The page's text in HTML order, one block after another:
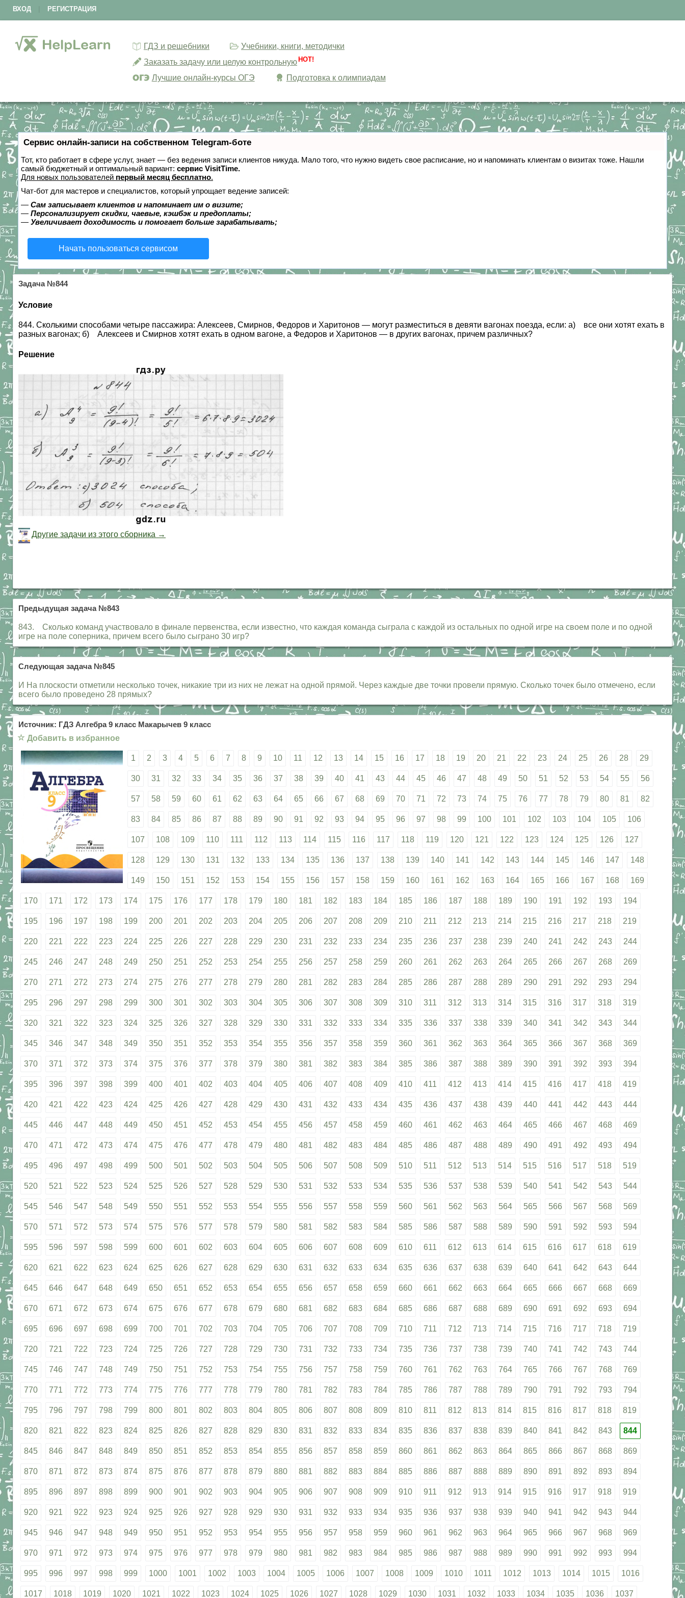
ВХОД РЕГИСТРАЦИЯ
ГДЗ и решебники
Учебники, книги, методички
Заказать задачу или целую контрольную HOT!
Лучшие онлайн-курсы ОГЭ Подготовка к олимпиадам
Сервис онлайн-записи на собственном Telegram-боте
Тот, кто работает в сфере услуг, знает — без ведения записи клиентов никуда. Мало того, что нужно видеть свое расписание, но и напоминать клиентам о визитах тоже. Нашли
самый бюджетный и оптимальный вариант: сервис VisitTime.
Для новых пользователей первый месяц бесплатно.
Чат-бот для мастеров и специалистов, который упрощает ведение записей:
— Сам записывает клиентов и напоминает им о визите;
— Персонализирует скидки, чаевые, кэшбэк и предоплаты;
— Увеличивает доходимость и помогает больше зарабатывать;
Начать пользоваться сервисом
Задача №844
Условие
844. Сколькими способами четыре пассажира: Алексеев, Смирнов, Федоров и Харитонов — могут разместиться в девяти вагонах поезда, если: а) все они хотят ехать в
разных вагонах; б) Алексеев и Смирнов хотят ехать в одном вагоне, а Федоров и Харитонов — в других вагонах, причем различных?
Решение
Другие задачи из этого сборника →
Предыдущая задача №843
843. Сколько команд участвовало в финале первенства, если известно, что каждая команда сыграла с каждой из остальных по одной игре на своем поле и по одной
игре на поле соперника, причем всего было сыграно 30 игр?
Следующая задача №845
И На плоскости отметили несколько точек, никакие три из них не лежат на одной прямой. Через каждые две точки провели прямую. Сколько точек было отмечено, если
всего было проведено 28 прямых?
Источник: ГДЗ Алгебра 9 класс Макарычев 9 класс
☆ Добавить в избранное
1 2 3 4 5 6 7 8 9 10 11 12 13 14 15 16 17 18 19 20 21 22 23 24 25 26 28 29
30 31 32 33 34 35 36 37 38 39 40 41 43 44 45 46 47 48 49 50 51 52 53 54 55 56
57 58 59 60 61 62 63 64 65 66 67 68 69 70 71 72 73 74 75 76 77 78 79 80 81 82
83 84 85 86 87 88 89 90 91 92 93 94 95 96 97 98 99 100 101 102 103 104 105 106
107 108 109 110 111 112 113 114 115 116 117 118 119 120 121 122 123 124 125 126 127
128 129 130 131 132 133 134 135 136 137 138 139 140 141 142 143 144 145 146 147 148
149 150 151 152 153 154 155 156 157 158 159 160 161 162 163 164 165 166 167 168 169
170 171 172 173 174 175 176 177 178 179 180 181 182 183 184 185 186 187 188 189 190 191 192 193 194
195 196 197 198 199 200 201 202 203 204 205 206 207 208 209 210 211 212 213 214 215 216 217 218 219
220 221 222 223 224 225 226 227 228 229 230 231 232 233 234 235 236 237 238 239 240 241 242 243 244
245 246 247 248 249 250 251 252 253 254 255 256 257 258 259 260 261 262 263 264 265 266 267 268 269
270 271 272 273 274 275 276 277 278 279 280 281 282 283 284 285 286 287 288 289 290 291 292 293 294
295 296 297 298 299 300 301 302 303 304 305 306 307 308 309 310 311 312 313 314 315 316 317 318 319
320 321 322 323 324 325 326 327 328 329 330 331 332 333 334 335 336 337 338 339 340 341 342 343 344
345 346 347 348 349 350 351 352 353 354 355 356 357 358 359 360 361 362 363 364 365 366 367 368 369
370 371 372 373 374 375 376 377 378 379 380 381 382 383 384 385 386 387 388 389 390 391 392 393 394
395 396 397 398 399 400 401 402 403 404 405 406 407 408 409 410 411 412 413 414 415 416 417 418 419
420 421 422 423 424 425 426 427 428 429 430 431 432 433 434 435 436 437 438 439 440 441 442 443 444
445 446 447 448 449 450 451 452 453 454 455 456 457 458 459 460 461 462 463 464 465 466 467 468 469
470 471 472 473 474 475 476 477 478 479 480 481 482 483 484 485 486 487 488 489 490 491 492 493 494
495 496 497 498 499 500 501 502 503 504 505 506 507 508 509 510 511 512 513 514 515 516 517 518 519
520 521 522 523 524 525 526 527 528 529 530 531 532 533 534 535 536 537 538 539 540 541 542 543 544
545 546 547 548 549 550 551 552 553 554 555 556 557 558 559 560 561 562 563 564 565 566 567 568 569
570 571 572 573 574 575 576 577 578 579 580 581 582 583 584 585 586 587 588 589 590 591 592 593 594
595 596 597 598 599 600 601 602 603 604 605 606 607 608 609 610 611 612 613 614 615 616 617 618 619
620 621 622 623 624 625 626 627 628 629 630 631 632 633 634 635 636 637 638 639 640 641 642 643 644
645 646 647 648 649 650 651 652 653 654 655 656 657 658 659 660 661 662 663 664 665 666 667 668 669
670 671 672 673 674 675 676 677 678 679 680 681 682 683 684 685 686 687 688 689 690 691 692 693 694
695 696 697 698 699 700 701 702 703 704 705 706 707 708 709 710 711 712 713 714 715 716 717 718 719
720 721 722 723 724 725 726 727 728 729 730 731 732 733 734 735 736 737 738 739 740 741 742 743 744
745 746 747 748 749 750 751 752 753 754 755 756 757 758 759 760 761 762 763 764 765 766 767 768 769
770 771 772 773 774 775 776 777 778 779 780 781 782 783 784 785 786 787 788 789 790 791 792 793 794
795 796 797 798 799 800 801 802 803 804 805 806 807 808 809 810 811 812 813 814 815 816 817 818 819
820 821 822 823 824 825 826 827 828 829 830 831 832 833 834 835 836 837 838 839 840 841 842 843 844
845 846 847 848 849 850 851 852 853 854 855 856 857 858 859 860 861 862 863 864 865 866 867 868 869
870 871 872 873 874 875 876 877 878 879 880 881 882 883 884 885 886 887 888 889 890 891 892 893 894
895 896 897 898 899 900 901 902 903 904 905 906 907 908 909 910 911 912 913 914 915 916 917 918 919
920 921 922 923 924 925 926 927 928 929 930 931 932 933 934 935 936 937 938 939 940 941 942 943 944
945 946 947 948 949 950 951 952 953 954 955 956 957 958 959 960 961 962 963 964 965 966 967 968 969
970 971 972 973 974 975 976 977 978 979 980 981 982 983 984 985 986 987 988 989 990 991 992 993 994
995 996 997 998 999 1000 1001 1002 1003 1004 1005 1006 1007 1008 1009 1010 1011 1012 1013 1014 1015 1016
1017 1018 1019 1020 1021 1022 1023 1024 1025 1026 1027 1028 1029 1030 1031 1032 1033 1034 1035 1036 1037